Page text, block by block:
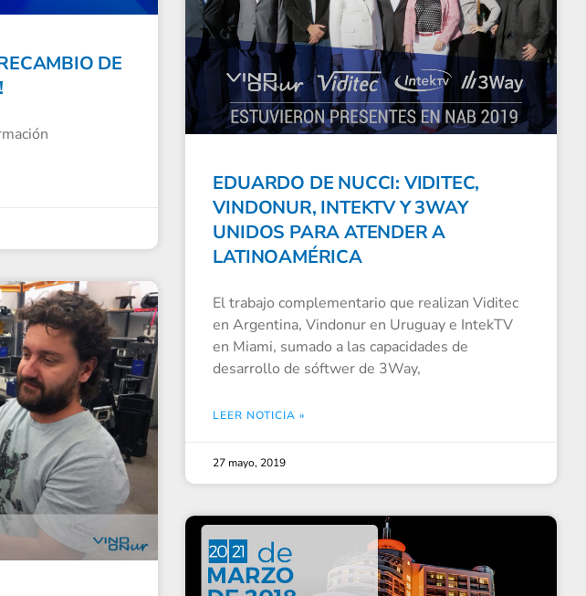
DE
EDUARDO DE NUCCI: VIDITEC,
VINDONUR, INTEKTV Y 3WAY
UNIDOS PARA ATENDER A
LATINOAMÉRICA
El trabajo complementario que realizan Viditec
en Argentina, Vindonur en Uruguay e IntekTV
en Miami, sumado a las capacidades de
desarrollo de sóftwer de 3Way,
LEER NOTICIA »
27 mayo, 2019